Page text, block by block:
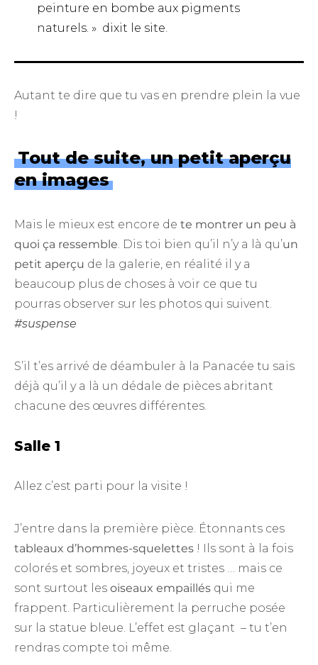
peinture en bombe aux pigments
naturels. » dixit le site
Autant te dire que tu vas en prendre plein la vue
!
Tout de suite, un petit aperçu
en images
Mais le mieux est encore de te montrer un peu à
quoi ça ressemble . Dis toi bien qu’il n’y a là qu’un
petit aperçu de la galerie, en réalité il y a
beaucoup plus de choses à voir ce que tu
pourras observer sur les photos qui suivent.
#suspense
S’il t’es arrivé de déambuler à la Panacée tu sais
déjà qu’il y a là un dédale de pièces abritant
chacune des œuvres différentes.
Salle 1
Allez c’est parti pour la visite !
J’entre dans la première pièce. Étonnants ces
tableaux d’hommes-squelettes ! Ils sont à la fois
colorés et sombres, joyeux et tristes … mais ce
sont surtout les oiseaux empaillés qui me
frappent. Particulièrement la perruche posée
sur la statue bleue. L’effet est glaçant – tu t’en
rendras compte toi même.